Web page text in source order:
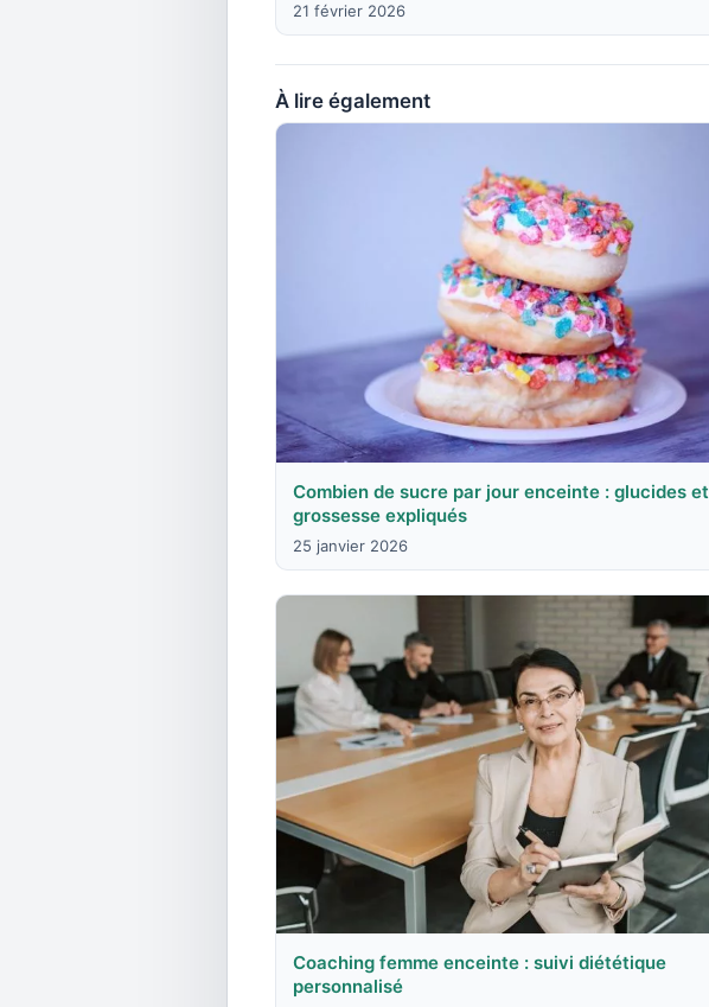
21 février 2026
À lire également
Combien de sucre par jour enceinte : glucides et
grossesse expliqués
25 janvier 2026
Coaching femme enceinte : suivi diététique
personnalisé